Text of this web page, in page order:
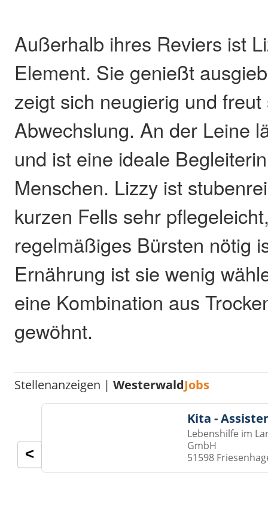
Außerhalb ihres Reviers ist
Element. Sie genießt
zeigt sich neugierig und
Abwechslung. An der Leine
und ist eine ideale
Menschen. Lizzy ist
kurzen Fells sehr
regelmäßiges Bürsten nötig
Ernährung ist sie wenig
eine Kombination aus
gewöhnt.
Stellenanzeigen |WesterwaldJobs
Kita -
Lebenshilfe im
GmbH
51598
<